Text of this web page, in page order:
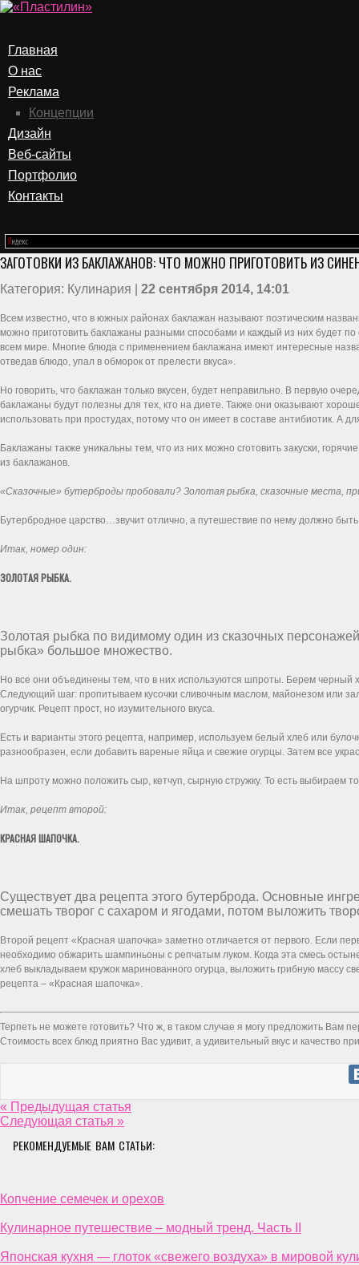
Главная
О нас
Реклама
Концепции
Дизайн
Веб-сайты
Портфолио
Контакты
ЗАГОТОВКИ ИЗ БАКЛАЖАНОВ: ЧТО МОЖНО ПРИГОТОВИТЬ ИЗ
Категория: Кулинария | 22 сентября 2014, 14:01
Всем известно, что в южных районах баклажан называют поэтическим
можно приготовить баклажаны разными способами и каждый из них будет
всем мире. Многие блюда с применением баклажана имеют интересные
отведав блюдо, упал в обморок от прелести вкуса».
Но говорить, что баклажан только вкусен, будет неправильно. В первую
баклажаны будут полезны для тех, кто на диете. Также они оказывают
использовать при простудах, потому что он имеет в составе антибиотик. А
Баклажаны также уникальны тем, что из них можно сготовить закуски,
из баклажанов.
«Сказочные» бутерброды пробовали? Золотая рыбка, сказочные места,
Бутербродное царство…звучит отлично, а путешествие по нему должно
Итак, номер один:
ЗОЛОТАЯ РЫБКА.
Золотая рыбка по видимому один из сказочных
рыбка» большое множество.
Но все они объединены тем, что в них используются шпроты. Берем черный
Следующий шаг: пропитываем кусочки сливочным маслом, майонезом или
огурчик. Рецепт прост, но изумительного вкуса.
Есть и варианты этого рецепта, например, используем белый хлеб или
разнообразен, если добавить вареные яйца и свежие огурцы. Затем все
На шпроту можно положить сыр, кетчуп, сырную стружку. То есть выбираем
Итак, рецепт второй:
КРАСНАЯ ШАПОЧКА.
Существует два рецепта этого бутерброда. Основные
смешать творог с сахаром и ягодами, потом выложить
Второй рецепт «Красная шапочка» заметно отличается от первого. Если
необходимо обжарить шампиньоны с репчатым луком. Когда эта смесь
хлеб выкладываем кружок маринованного огурца, выложить грибную массу
рецепта – «Красная шапочка».
Терпеть не можете готовить? Что ж, в таком случае я могу предложить Вам
Стоимость всех блюд приятно Вас удивит, а удивительный вкус и качество
« Предыдущая статья
Следующая статья »
РЕКОМЕНДУЕМЫЕ ВАМ СТАТЬИ:
Копчение семечек и орехов
Кулинарное путешествие – модный тренд. Часть II
Японская кухня — глоток «свежего воздуха» в мировой